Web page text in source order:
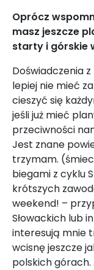
Oprócz
masz jeszcze
starty i górskie
Doświadczenia
lepiej nie mieć
cieszyć się
jeśli już mieć
przeciwności
Jest znane
trzymam.
biegami z cyklu
krótszych
weekend! –
Słowackich lub
interesują mnie
wcisnę jeszcze
polskich górach.